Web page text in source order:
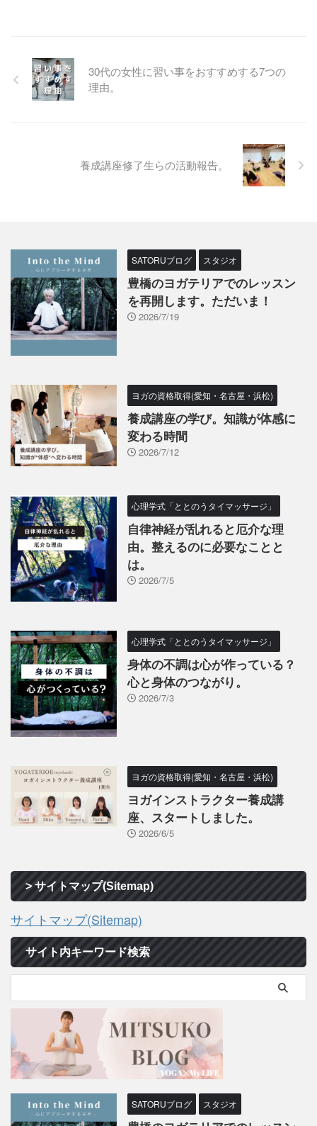
30代の女性に習い事をおすすめする7つの
理由。
養成講座修了生らの活動報告。
SATORUブログ スタジオ
豊橋のヨガテリアでのレッスン
を再開します。ただいま！
2026/7/19
ヨガの資格取得(愛知・名古屋・浜松)
養成講座の学び。知識が体感に
変わる時間
2026/7/12
心理学式「ととのうタイマッサージ」
自律神経が乱れると厄介な理
由。整えるのに必要なことと
は。
2026/7/5
心理学式「ととのうタイマッサージ」
身体の不調は心が作っている？
心と身体のつながり。
2026/7/3
ヨガの資格取得(愛知・名古屋・浜松)
ヨガインストラクター養成講
座、スタートしました。
2026/6/5
> サイトマップ(Sitemap)
サイトマップ(Sitemap)
サイト内キーワード検索
SATORUブログ スタジオ